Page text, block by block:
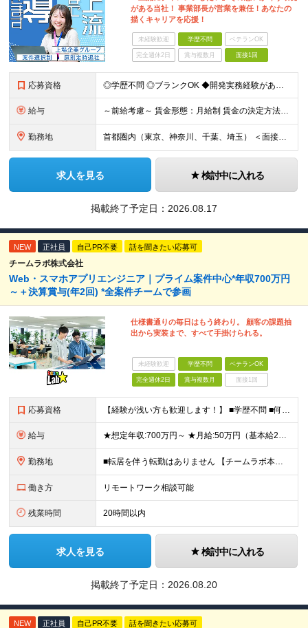
がある当社！ 事業部長が営業を兼任！あなたの
描くキャリアを応援！
未経験歓迎 学歴不問 ベテランOK
完全週休2日 賞与複数月 面接1回
応募資格 ◎学歴不問 ◎ブランクOK ◆開発実務経験がある方 ※開発フェーズ不問
給与 ～前給考慮～ 賃金形態：月給制 賃金の決定方法：当社規定に基づきスキル・経験を考慮し決定 月給：25万円～40万円 月給内訳 ・基本給：25万円～40万円 ・残業代：実績精算（固定残
勤務地 首都圏内（東京、神奈川、千葉、埼玉） ＜面接地＞ ・WEB面接 TEAMS会議で行います。 ・対面 新宿HRDC／東京都新宿区新宿1-3-12 壱丁目参番館2階 「新宿御苑前駅」より徒歩3分
求人を見る 検討中に入れる
掲載終了予定日： 2026.08.17
NEW 正社員 自己PR不要 話を聞きたい応募可
チームラボ株式会社
Web・スマホアプリエンジニア｜プライム案件中心*年収700万円
～＋決算賞与(年2回) *全案件チームで参画
仕様書通りの毎日はもう終わり。 顧客の課題抽
出から実装まで、すべて手掛けられる。
未経験歓迎 学歴不問 ベテランOK
完全週休2日 賞与複数月 面接1回
応募資格 【経験が浅い方も歓迎します！】 ■学歴不問 ■何らかのプログラミング言語を用いた開発実務経験3年以上(言語不問) ＼こんな方に向いています／ ・仕様書通りの開発から抜け出し、より主体的に関わりたい方
給与 ★想定年収:700万円～ ★月給:50万円（基本給22万円〜＋諸手当21万円1250円～） ※上記に固定残業代（68,750円/月40時間分）を含む。超過分は別途支給 ※試用期間3ヵ月あり。期間中の
勤務地 ■転居を伴う転勤はありません 【チームラボ本社】 東京都千代田区神田小川町2-12 小川町進興ビル チームラボ本社他、会社が指定する場所 ※原則出社ですが、合理的な理由がある場合はリモート(在宅勤
働き方 リモートワーク相談可能
残業時間 20時間以内
求人を見る 検討中に入れる
掲載終了予定日： 2026.08.20
NEW 正社員 自己PR不要 話を聞きたい応募可